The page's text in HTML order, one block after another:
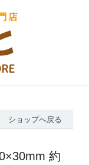
ショップへ戻る
約